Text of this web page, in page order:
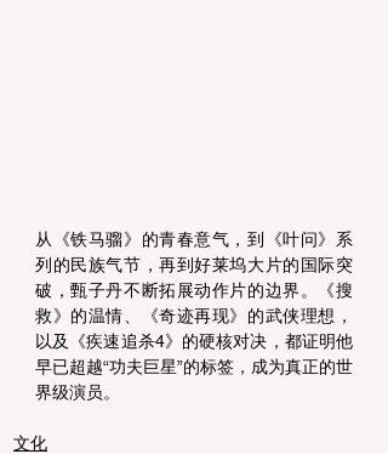
从《铁马骝》的青春意气，到《叶问》系
列的民族气节，再到好莱坞大片的国际突
破，甄子丹不断拓展动作片的边界。《搜
救》的温情、《奇迹再现》的武侠理想，
以及《疾速追杀4》的硬核对决，都证明他
早已超越“功夫巨星”的标签，成为真正的世
界级演员。
文化